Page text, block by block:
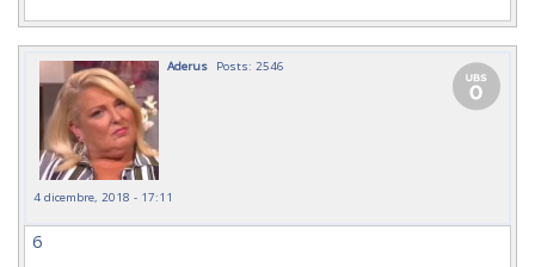
Aderus Posts: 2546
4 dicembre, 2018 - 17:11
6